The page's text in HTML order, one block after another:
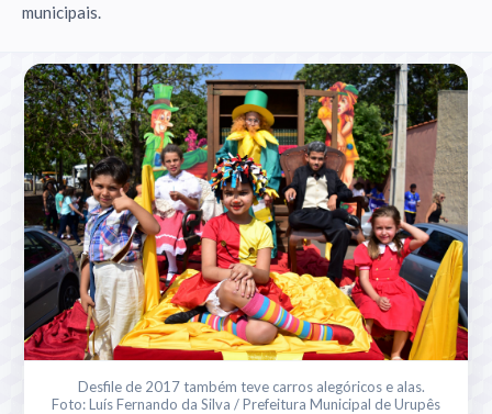
municipais.
Desfile de 2017 também teve carros alegóricos e alas.
Foto: Luís Fernando da Silva / Prefeitura Municipal de Urupês